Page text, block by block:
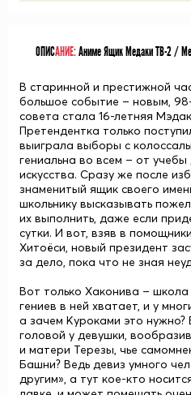
ОПИСАНИЕ:Аниме Ящик Медаки ТВ-2 /
В старинной и престижной
большое событие – новым,
совета стала 16-летняя
Претендентка только
выиграла выборы с
гениальна во всем – от
искусства. Сразу же после
знаменитый ящик своего
школьнику высказывать
их выполнить, даже если
сутки. И вот, взяв в
Хитоёси, новый президент
за дело, пока что не зная
Вот только Хаконива –
гениев в ней хватает, и у
а зачем Куроками это нужно?
головой у девушки,
и матери Терезы, чье
Башни? Ведь девиз умного
другим», а тут кое-кто